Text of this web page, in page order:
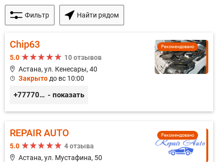
Фильтр Найти рядом
Рекомендовано
Chip63
5.0
10 отзывов
Астана, ул. Кенесары, 40
Закрыто до вс 10:00
+77770019318 - показать
Рекомендовано
REPAIR AUTO
5.0
4 отзыва
Астана, ул. Мустафина, 50